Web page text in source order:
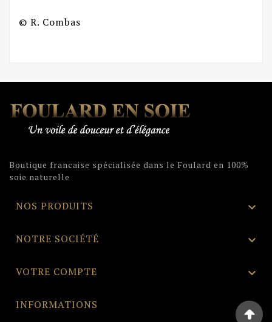
© R. Combas
Boutique francaise spécialisée dans le Foulard en 100%
soie naturelle
NOS PRODUITS 
NOTRE SOCIÉTÉ 
VOTRE COMPTE 
INFORMATIONS 